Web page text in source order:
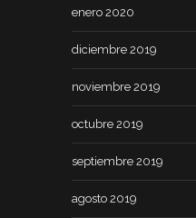
enero 2020
diciembre 2019
noviembre 2019
octubre 2019
septiembre 2019
agosto 2019